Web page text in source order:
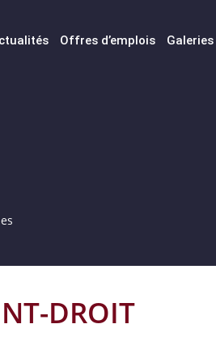
Offres d’emplois Galeries
DROIT